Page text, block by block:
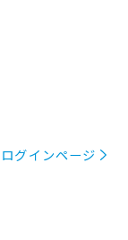
グインページ